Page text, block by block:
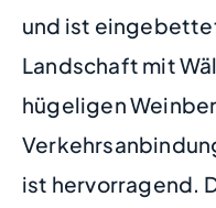
und ist
Landschaft mit
hügeligen
ist hervorragend.